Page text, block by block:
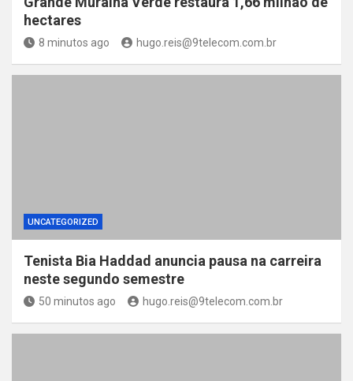
hectares
8 minutos ago hugo.reis@9telecom.com.br
UNCATEGORIZED
Tenista Bia Haddad anuncia pausa na carreira
neste segundo semestre
50 minutos ago hugo.reis@9telecom.com.br